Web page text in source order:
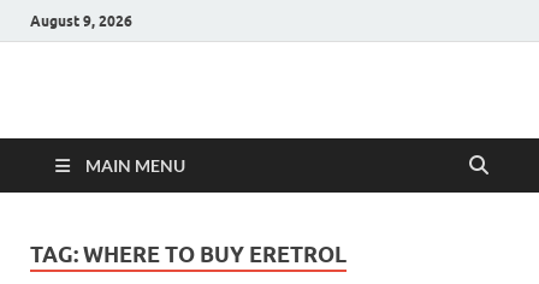
August 9, 2026
Hulk Supplements
MAIN MENU
TAG:WHERE TO BUY ERETROL